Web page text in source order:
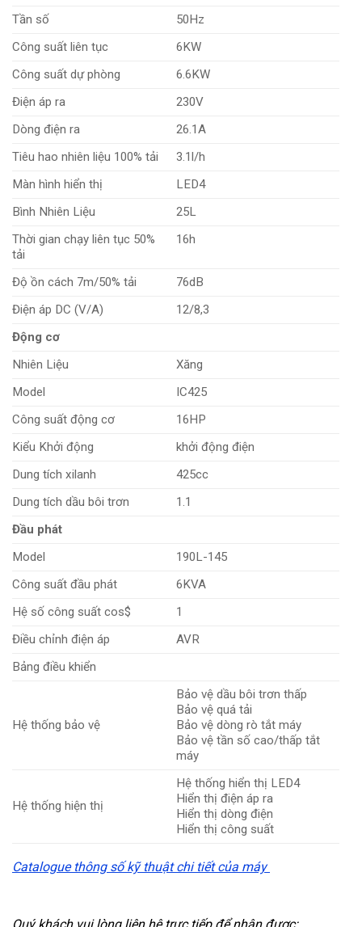
Tần số
50Hz
Công suất liên tục
6KW
Công suất dự phòng
6.6KW
Điện áp ra
230V
Dòng điện ra
26.1A
Tiêu hao nhiên liệu 100% tải
3.1l/h
Màn hình hiển thị
LED4
Bình Nhiên Liệu
25L
Thời gian chạy liên tục 50%
tải
16h
Độ ồn cách 7m/50% tải
76dB
Điện áp DC (V/A)
12/8,3
Động cơ
Nhiên Liệu
Xăng
Model
IC425
Công suất động cơ
16HP
Kiểu Khởi động
khởi động điện
Dung tích xilanh
425cc
Dung tích dầu bôi trơn
1.1
Đầu phát
Model
190L-145
Công suất đầu phát
6KVA
Hệ số công suất cos$
1
Điều chỉnh điện áp
AVR
Bảng điều khiển
Hệ thống bảo vệ
Bảo vệ dầu bôi trơn thấp
Bảo vệ quá tải
Bảo vệ dòng rò tắt máy
Bảo vệ tần số cao/thấp tắt
máy
Hệ thống hiện thị
Hệ thống hiển thị LED4
Hiển thị điện áp ra
Hiển thị dòng điện
Hiển thị công suất
Catalogue thông số kỹ thuật chi tiết của máy